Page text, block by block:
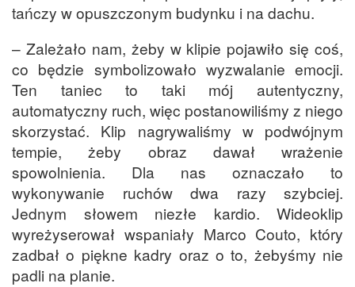
tańczy w opuszczonym budynku i na dachu.
– Zależało nam, żeby w klipie pojawiło się coś,
co będzie symbolizowało wyzwalanie emocji.
Ten taniec to taki mój autentyczny,
automatyczny ruch, więc postanowiliśmy z niego
skorzystać. Klip nagrywaliśmy w podwójnym
tempie, żeby obraz dawał wrażenie
spowolnienia. Dla nas oznaczało to
wykonywanie ruchów dwa razy szybciej.
Jednym słowem niezłe kardio. Wideoklip
wyreżyserował wspaniały Marco Couto, który
zadbał o piękne kadry oraz o to, żebyśmy nie
padli na planie.